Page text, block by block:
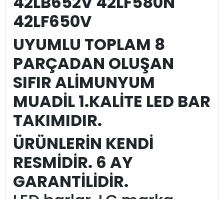
42LF650V
UYUMLU TOPLAM 8
PARÇADAN OLUŞAN
SIFIR ALİMUNYUM
MUADİL 1.KALİTE LED BAR
TAKIMIDIR.
ÜRÜNLERİN KENDİ
RESMİDİR. 6 AY
GARANTİLİDİR.